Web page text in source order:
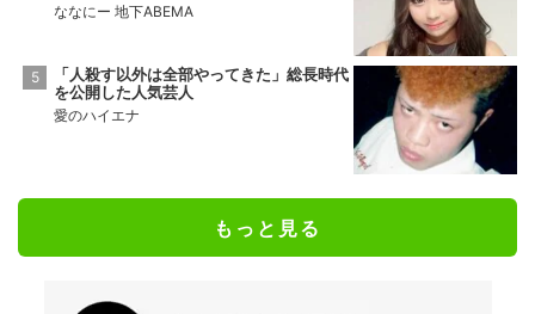
ななにー 地下ABEMA
「人殺す以外は全部やってきた」総長時代
を公開した人気芸人
愛のハイエナ
もっと見る